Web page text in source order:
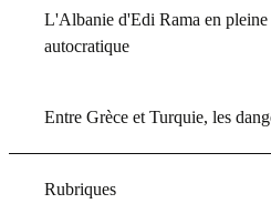
L'Albanie d'Edi Rama en
autocratique
Entre Grèce et Turquie, les
Rubriques